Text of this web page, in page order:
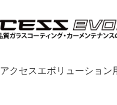
アクセスエボリューション